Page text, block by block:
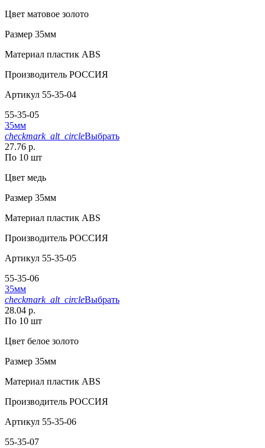
Цвет матовое золото
Размер 35мм
Материал пластик АВS
Производитель РОССИЯ
Артикул 55-35-04
55-35-05
35мм
checkmark_alt_circleВыбрать
27.76 р.
По 10 шт
Цвет медь
Размер 35мм
Материал пластик АВS
Производитель РОССИЯ
Артикул 55-35-05
55-35-06
35мм
checkmark_alt_circleВыбрать
28.04 р.
По 10 шт
Цвет белое золото
Размер 35мм
Материал пластик АВS
Производитель РОССИЯ
Артикул 55-35-06
55-35-07